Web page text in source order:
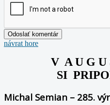
návrat hore
V A U G U
SI
Michal Semian – 285.